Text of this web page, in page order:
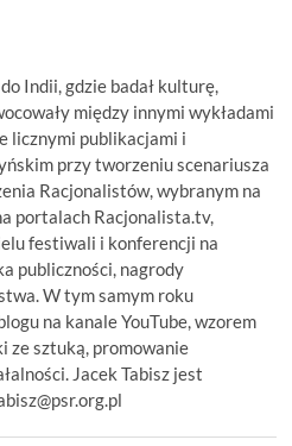
Indii, gdzie badał kulturę,
między innymi wykładami
licznymi publikacjami i
przy tworzeniu scenariusza
Racjonalistów, wybranym na
portalach Racjonalista.tv,
festiwali i konferencji na
publiczności, nagrody
W tym samym roku
na kanale YouTube, wzorem
ze sztuką, promowanie
Jacek Tabisz jest